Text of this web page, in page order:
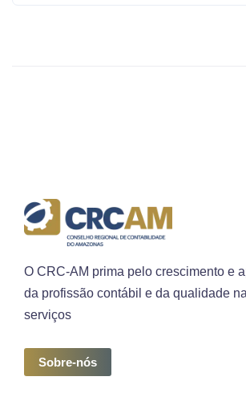
O CRC-AM prima pelo crescimento e
da profissão contábil e da qualidade
serviços
Sobre-nós